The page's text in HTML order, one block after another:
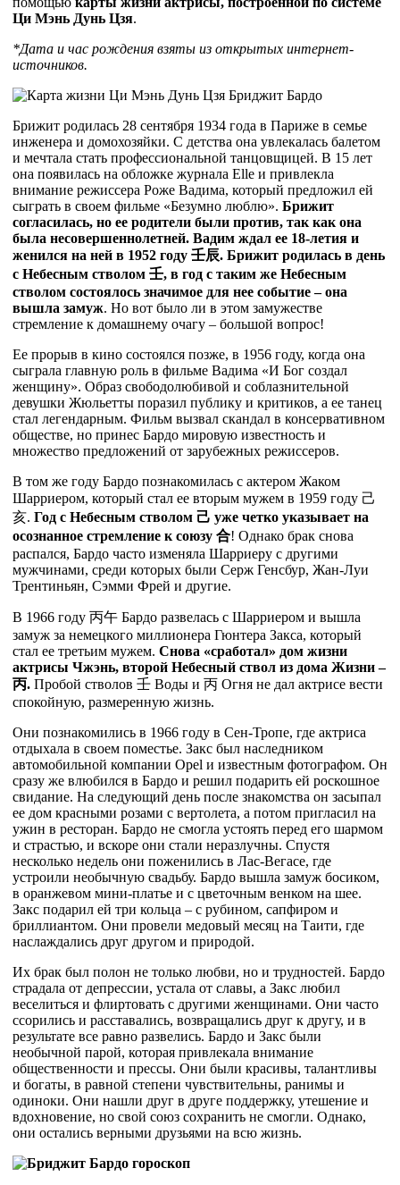
Ци Мэнь Дунь Цзя.
*Дата и час рождения взяты из открытых интернет-
источников.
Брижит родилась 28 сентября 1934 года в Париже в семье
инженера и домохозяйки. С детства она увлекалась балетом
и мечтала стать профессиональной танцовщицей. В 15 лет
она появилась на обложке журнала Elle и привлекла
внимание режиссера Роже Вадима, который предложил ей
сыграть в своем фильме «Безумно люблю». Брижит
согласилась, но ее родители были против, так как она
была несовершеннолетней. Вадим ждал ее 18-летия и
женился на ней в 1952 году 壬辰. Брижит родилась в день
с Небесным стволом 壬, в год с таким же Небесным
стволом состоялось значимое для нее событие – она
вышла замуж. Но вот было ли в этом замужестве
стремление к домашнему очагу – большой вопрос!
Ее прорыв в кино состоялся позже, в 1956 году, когда она
сыграла главную роль в фильме Вадима «И Бог создал
женщину». Образ свободолюбивой и соблазнительной
девушки Жюльетты поразил публику и критиков, а ее танец
стал легендарным. Фильм вызвал скандал в консервативном
обществе, но принес Бардо мировую известность и
множество предложений от зарубежных режиссеров.
В том же году Бардо познакомилась с актером Жаком
Шарриером, который стал ее вторым мужем в 1959 году 己
亥. Год с Небесным стволом 己 уже четко указывает на
осознанное стремление к союзу 合! Однако брак снова
распался, Бардо часто изменяла Шарриеру с другими
мужчинами, среди которых были Серж Генсбур, Жан-Луи
Трентиньян, Сэмми Фрей и другие.
В 1966 году 丙午 Бардо развелась с Шарриером и вышла
замуж за немецкого миллионера Гюнтера Закса, который
стал ее третьим мужем. Снова «сработал» дом жизни
актрисы Чжэнь, второй Небесный ствол из дома Жизни –
丙. Пробой стволов 壬 Воды и 丙 Огня не дал актрисе вести
спокойную, размеренную жизнь.
Они познакомились в 1966 году в Сен-Тропе, где актриса
отдыхала в своем поместье. Закс был наследником
автомобильной компании Opel и известным фотографом. Он
сразу же влюбился в Бардо и решил подарить ей роскошное
свидание. На следующий день после знакомства он засыпал
ее дом красными розами с вертолета, а потом пригласил на
ужин в ресторан. Бардо не смогла устоять перед его шармом
и страстью, и вскоре они стали неразлучны. Спустя
несколько недель они поженились в Лас-Вегасе, где
устроили необычную свадьбу. Бардо вышла замуж босиком,
в оранжевом мини-платье и с цветочным венком на шее.
Закс подарил ей три кольца – с рубином, сапфиром и
бриллиантом. Они провели медовый месяц на Таити, где
наслаждались друг другом и природой.
Их брак был полон не только любви, но и трудностей. Бардо
страдала от депрессии, устала от славы, а Закс любил
веселиться и флиртовать с другими женщинами. Они часто
ссорились и расставались, возвращались друг к другу, и в
результате все равно развелись. Бардо и Закс были
необычной парой, которая привлекала внимание
общественности и прессы. Они были красивы, талантливы
и богаты, в равной степени чувствительны, ранимы и
одиноки. Они нашли друг в друге поддержку, утешение и
вдохновение, но свой союз сохранить не смогли. Однако,
они остались верными друзьями на всю жизнь.